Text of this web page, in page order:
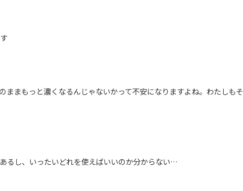
ままもっと濃くなるんじゃないかって不安になりますよね。わたしもそ
るし、いったいどれを使えばいいのか分からない…